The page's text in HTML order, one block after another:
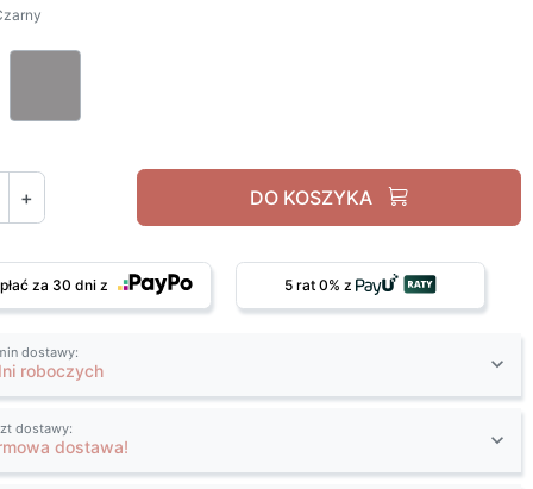
+ DO KOSZYKA
za 30 dni z 5 rat 0% z
dostawy:
roboczych
dostawy:
dostawa!